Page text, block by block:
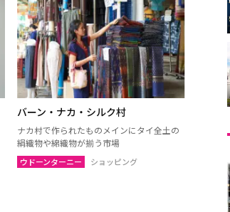
バーン・ナカ・シルク村
ナカ村で作られたものメインにタイ全土の
絹織物や綿織物が揃う市場
ウドーンターニー ショッピング